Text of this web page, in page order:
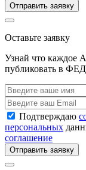
Отправить заявку
Оставьте заявку
Узнай что
публиковать в
Подтверждаю
персональных
соглашение
Отправить заявку